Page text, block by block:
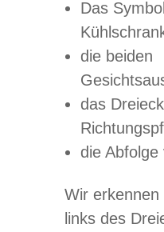
Das
die bei­den
das
die Abfolge
Wir erken­nen
links des